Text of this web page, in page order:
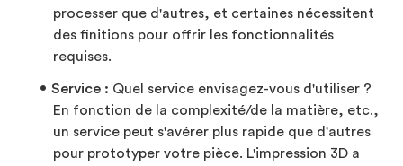
processer que d'autres, et certaines nécessitent
des finitions pour offrir les fonctionnalités
requises.
Service : Quel service envisagez-vous d'utiliser ?
En fonction de la complexité/de la matière, etc.,
un service peut s'avérer plus rapide que d'autres
pour prototyper votre pièce. L'impression 3D a